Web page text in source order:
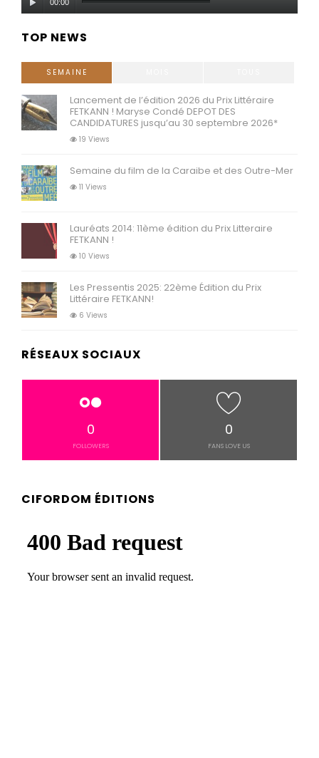
00:00
TOP NEWS
SEMAINE
Lancement de l’édition 2026 du Prix Littéraire
FETKANN ! Maryse Condé DEPOT DES
CANDIDATURES jusqu’au 30 septembre 2026*
19 Views
Semaine du film de la Caraibe et des Outre-Mer
11 Views
Lauréats 2014: 11ème édition du Prix Litteraire
FETKANN !
10 Views
Les Pressentis 2025: 22ème Édition du Prix
Littéraire FETKANN!
6 Views
RÉSEAUX SOCIAUX
0
FOLLOWERS
0
FANS LOVE US
CIFORDOM ÉDITIONS